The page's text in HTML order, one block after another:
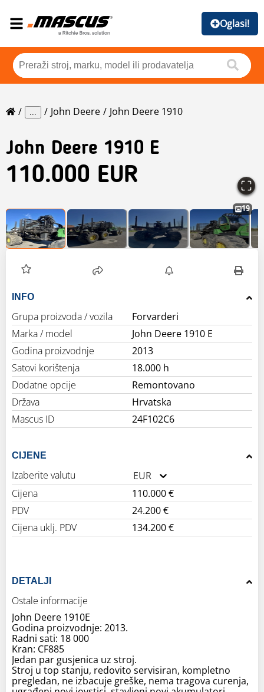
Oglasi!
... John Deere John Deere 1910
John Deere 1910 E
110.000 EUR
19
INFO
Grupa proizvoda / vozila
Forvarderi
Marka / model
John Deere 1910 E
Godina proizvodnje
2013
Satovi korištenja
18.000 h
Dodatne opcije
Remontovano
Država
Hrvatska
Mascus ID
24F102C6
CIJENE
Izaberite valutu
EUR
Cijena
110.000 €
PDV
24.200 €
Cijena uklj. PDV
134.200 €
DETALJI
Ostale informacije
John Deere 1910E
Godina proizvodnje: 2013.
Radni sati: 18 000
Kran: CF885
Jedan par gusjenica uz stroj.
Stroj u top stanju, redovito servisiran, kompletno
pregledan, ne izbacuje greške, nema tragova curenja,